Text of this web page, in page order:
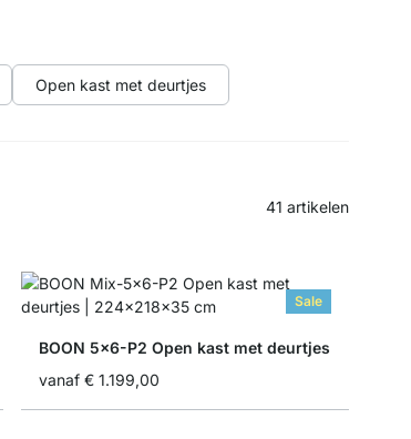
Open kast met deurtjes
41 artikelen
Sale
BOON 5x6-P2 Open kast met deurtjes
vanaf € 1.199,00